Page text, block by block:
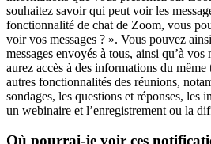
souhaitez savoir qui peut voir les
fonctionnalité de chat de Zoom, vous
voir vos messages ? ». Vous pouvez
messages envoyés à tous, ainsi qu’à vos
aurez accès à des informations du même
autres fonctionnalités des réunions,
sondages, les questions et réponses, les
un webinaire et l’enregistrement ou la